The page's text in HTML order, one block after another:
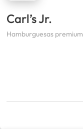
Carl’s Jr.
Hamburguesas premium